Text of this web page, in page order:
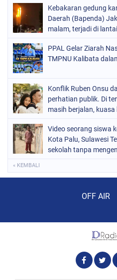
Kebakaran gedung
Daerah (Bapenda)
malam, terjadi di
PPAL Gelar Ziarah
TMPNU Kalibata
Konflik Ruben Onsu
perhatian publik. Di
masih berjalan,
Video seorang siswa
Kota Palu, Sulawesi
sekolah tanpa
« KEMBALI
OFF AIR